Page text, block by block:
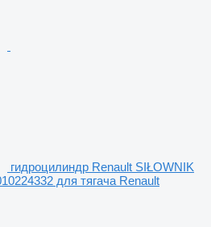
гидроцилиндр Renault SIŁOWNIK
для тягача Renault